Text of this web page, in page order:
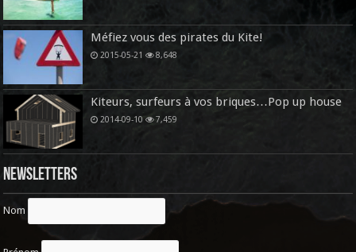
Méfiez vous des pirates du Kite!
2015-05-21 8,648
Kiteurs, surfeurs à vos briques…Pop up house
2014-09-10 7,459
Newsletters
Nom